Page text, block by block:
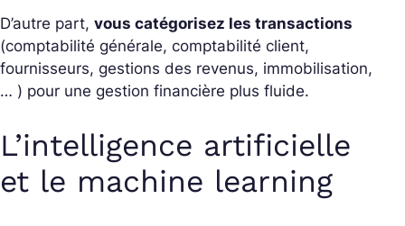
D’autre part, vous catégorisez les transactions
(comptabilité générale, comptabilité client,
fournisseurs, gestions des revenus, immobilisation,
… ) pour une gestion financière plus fluide.
L’intelligence artificielle
et le machine learning